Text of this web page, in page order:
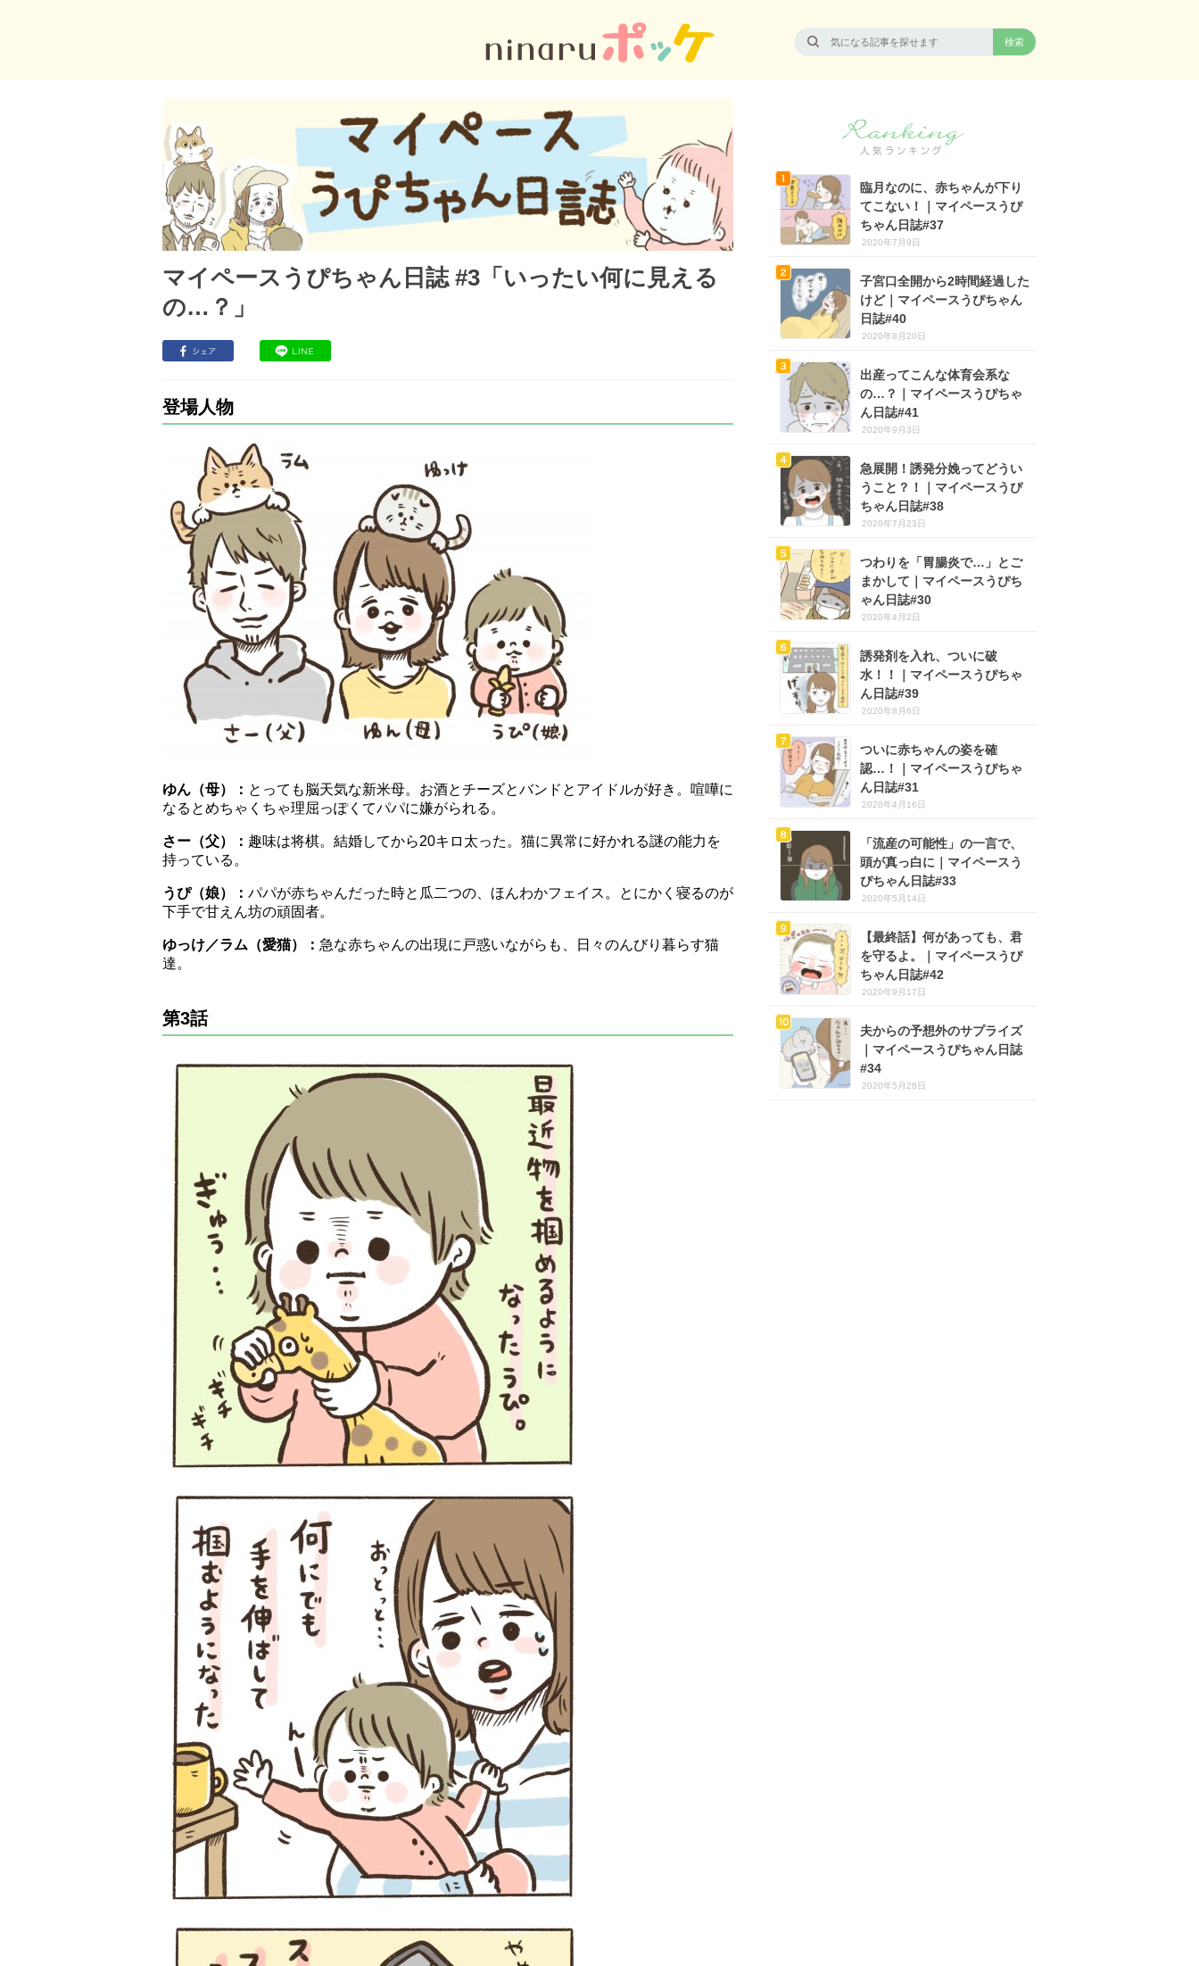
マイペースうぴちゃん日誌 #3「いったい何に見える
の…？」
登場人物
ゆん（母）： とっても脳天気な新米母。お酒とチーズとバンドとアイドルが好き。喧嘩に
なるとめちゃくちゃ理屈っぽくてパパに嫌がられる。
さー（父）： 趣味は将棋。結婚してから20キロ太った。猫に異常に好かれる謎の能力を
持っている。
うぴ（娘）： パパが赤ちゃんだった時と瓜二つの、ほんわかフェイス。とにかく寝るのが
下手で甘えん坊の頑固者。
ゆっけ／ラム（愛猫）： 急な赤ちゃんの出現に戸惑いながらも、日々のんびり暮らす猫
達。
第3話
臨月なのに、赤ちゃんが下り
てこない！｜マイペースうぴ
ちゃん日誌#37
2020年7月9日
子宮口全開から2時間経過した
けど｜マイペースうぴちゃん
日誌#40
2020年8月20日
出産ってこんな体育会系な
の…？｜マイペースうぴちゃ
ん日誌#41
2020年9月3日
急展開！誘発分娩ってどうい
うこと？！｜マイペースうぴ
ちゃん日誌#38
2020年7月23日
つわりを「胃腸炎で…」とご
まかして｜マイペースうぴち
ゃん日誌#30
2020年4月2日
誘発剤を入れ、ついに破
水！！｜マイペースうぴちゃ
ん日誌#39
2020年8月6日
ついに赤ちゃんの姿を確
認…！｜マイペースうぴちゃ
ん日誌#31
2020年4月16日
「流産の可能性」の一言で、
頭が真っ白に｜マイペースう
ぴちゃん日誌#33
2020年5月14日
【最終話】何があっても、君
を守るよ。｜マイペースうぴ
ちゃん日誌#42
2020年9月17日
夫からの予想外のサプライズ
｜マイペースうぴちゃん日誌
#34
2020年5月28日